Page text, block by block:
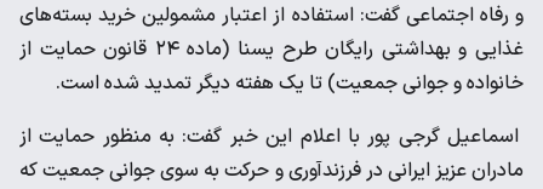
و رفاه اجتماعی گفت: استفاده از اعتبار مشمولین خرید بسته­‌های
غذایی و بهداشتی رایگان طرح یسنا (ماده ۲۴ قانون حمایت از
خانواده و جوانی جمعیت) تا یک هفته دیگر تمدید شده است.
اسماعیل گرجی پور با اعلام این خبر گفت: به منظور حمایت از
مادران عزیز ایرانی در فرزندآوری و حرکت به سوی جوانی جمعیت که